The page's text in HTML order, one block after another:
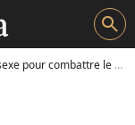
search
choix de cette grande actrice française scandalise, il est pourtant très pertinent